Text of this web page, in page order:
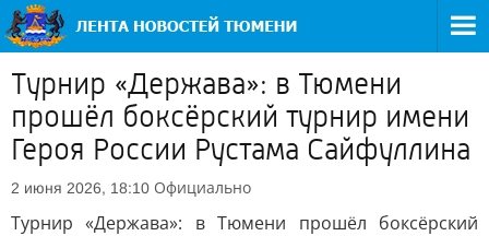
Турнир «Держава»: в Тюмени
прошёл боксёрский турнир имени
Героя России Рустама Сайфуллина
2 июня 2026, 18:10 Официально
Турнир «Держава»: в Тюмени прошёл боксёрский